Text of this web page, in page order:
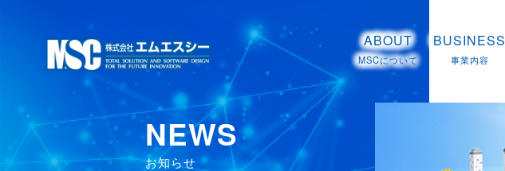
ABOUT
MSCについて
BUSINESS
事業内容
NEWS
お知らせ